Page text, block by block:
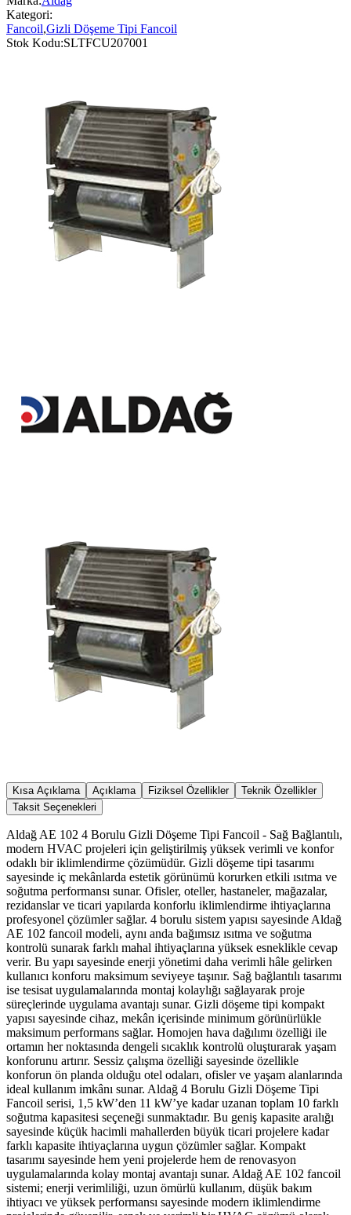
Kategori:
Fancoil,Gizli Döşeme Tipi Fancoil
Stok Kodu:SLTFCU207001
Kısa Açıklama Açıklama Fiziksel Özellikler
Teknik Özellikler
Taksit Seçenekleri
Aldağ AE 102 4 Borulu Gizli Döşeme Tipi Fancoil - Sağ Bağlantılı,
modern HVAC projeleri için geliştirilmiş yüksek verimli ve konfor
odaklı bir iklimlendirme çözümüdür. Gizli döşeme tipi tasarımı
sayesinde iç mekânlarda estetik görünümü korurken etkili ısıtma ve
soğutma performansı sunar. Ofisler, oteller, hastaneler, mağazalar,
rezidanslar ve ticari yapılarda konforlu iklimlendirme ihtiyaçlarına
profesyonel çözümler sağlar. 4 borulu sistem yapısı sayesinde Aldağ
AE 102 fancoil modeli, aynı anda bağımsız ısıtma ve soğutma
kontrolü sunarak farklı mahal ihtiyaçlarına yüksek esneklikle cevap
verir. Bu yapı sayesinde enerji yönetimi daha verimli hâle gelirken
kullanıcı konforu maksimum seviyeye taşınır. Sağ bağlantılı tasarımı
ise tesisat uygulamalarında montaj kolaylığı sağlayarak proje
süreçlerinde uygulama avantajı sunar. Gizli döşeme tipi kompakt
yapısı sayesinde cihaz, mekân içerisinde minimum görünürlükle
maksimum performans sağlar. Homojen hava dağılımı özelliği ile
ortamın her noktasında dengeli sıcaklık kontrolü oluşturarak yaşam
konforunu artırır. Sessiz çalışma özelliği sayesinde özellikle
konforun ön planda olduğu otel odaları, ofisler ve yaşam alanlarında
ideal kullanım imkânı sunar. Aldağ 4 Borulu Gizli Döşeme Tipi
Fancoil serisi, 1,5 kW’den 11 kW’ye kadar uzanan toplam 10 farklı
soğutma kapasitesi seçeneği sunmaktadır. Bu geniş kapasite aralığı
sayesinde küçük hacimli mahallerden büyük ticari projelere kadar
farklı kapasite ihtiyaçlarına uygun çözümler sağlar. Kompakt
tasarımı sayesinde hem yeni projelerde hem de renovasyon
uygulamalarında kolay montaj avantajı sunar. Aldağ AE 102 fancoil
sistemi; enerji verimliliği, uzun ömürlü kullanım, düşük bakım
ihtiyacı ve yüksek performansı sayesinde modern iklimlendirme